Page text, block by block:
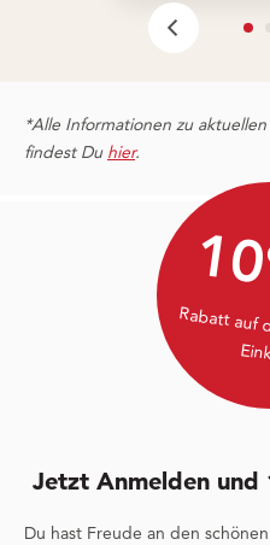
*Alle Informationen zu
findest Du hier.
Rabatt auf
Jetzt Anmelden und
Du hast Freude an den